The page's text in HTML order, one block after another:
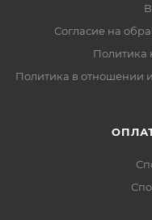
Согласие на
Политика
Политика в отношении